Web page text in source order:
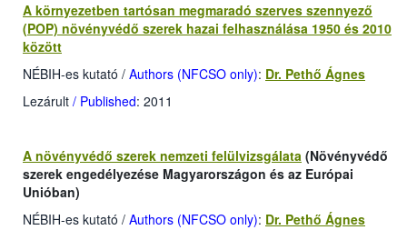
A környezetben tartósan megmaradó szerves szennyező
(POP) növényvédő szerek hazai felhasználása 1950 és 2010
között
NÉBIH-es kutató / Authors (NFCSO only): Dr. Pethő Ágnes
Lezárult / Published: 2011
A növényvédő szerek nemzeti felülvizsgálata (Növényvédő
szerek engedélyezése Magyarországon és az Európai
Unióban)
NÉBIH-es kutató / Authors (NFCSO only): Dr. Pethő Ágnes